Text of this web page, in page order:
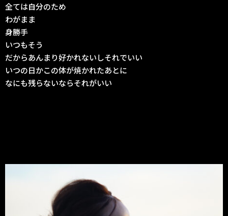
全ては自分のため
わがまま
身勝手
いつもそう
だからあんまり好かれないしそれでいい
いつの日かこの体が焼かれたあとに
なにも残らないならそれがいい